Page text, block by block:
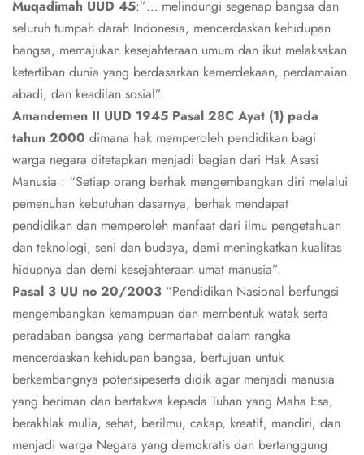
Muqadimah UUD 45:”… melindungi segenap bangsa dan
seluruh tumpah darah Indonesia, mencerdaskan kehidupan
bangsa, memajukan kesejahteraan umum dan ikut melaksakan
ketertiban dunia yang berdasarkan kemerdekaan, perdamaian
abadi, dan keadilan sosial”.
Amandemen II UUD 1945 Pasal 28C Ayat (1) pada
tahun 2000 dimana hak memperoleh pendidikan bagi
warga negara ditetapkan menjadi bagian dari Hak Asasi
Manusia : “Setiap orang berhak mengembangkan diri melalui
pemenuhan kebutuhan dasarnya, berhak mendapat
pendidikan dan memperoleh manfaat dari ilmu pengetahuan
dan teknologi, seni dan budaya, demi meningkatkan kualitas
hidupnya dan demi kesejahteraan umat manusia”.
Pasal 3 UU no 20/2003 “Pendidikan Nasional berfungsi
mengembangkan kemampuan dan membentuk watak serta
peradaban bangsa yang bermartabat dalam rangka
mencerdaskan kehidupan bangsa, bertujuan untuk
berkembangnya potensipeserta didik agar menjadi manusia
yang beriman dan bertakwa kepada Tuhan yang Maha Esa,
berakhlak mulia, sehat, berilmu, cakap, kreatif, mandiri, dan
menjadi warga Negara yang demokratis dan bertanggung